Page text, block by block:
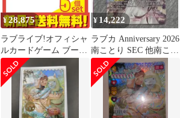
¥28,875
ラブライブ!オフィシャ
ルカードゲーム ブース
ターパック Royal
Holiday 10パック入BOX
5個セット まとめ売り
¥ 14,222
ラブカ Anniversary 2026
南ことり SEC 他南こと
りカード3枚